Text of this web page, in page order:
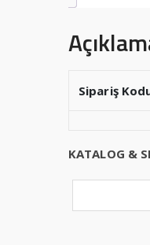
Sipariş
KATALOG &